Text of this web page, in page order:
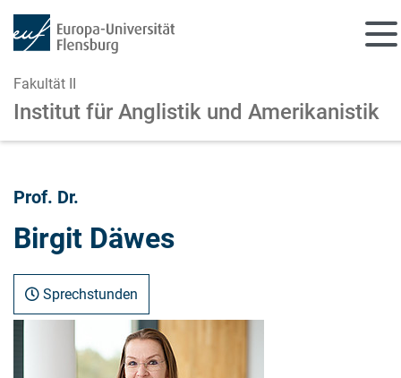
Fakultät II
Institut für Anglistik und Amerikanistik
Prof. Dr.
Birgit Däwes
Sprechstunden